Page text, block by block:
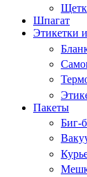
Шпагат
Этикетки
Пакеты
Биг-